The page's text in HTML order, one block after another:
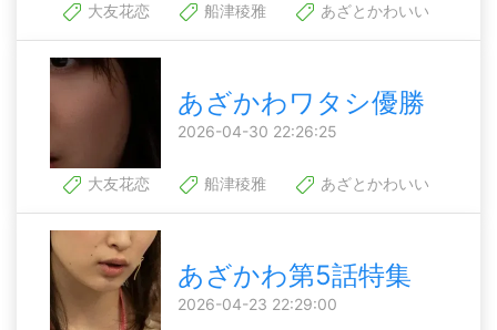
大友花恋
船津稜雅 あざとかわいい
あざかわワタシ優勝
2026-04-30 22:26:25
大友花恋 船津稜雅 あざとかわいい
あざかわ第5話特集
2026-04-23 22:29:00